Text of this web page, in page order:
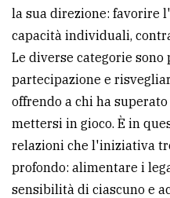
la sua direzione: favorire
capacità individuali,
Le diverse categorie
partecipazione e
offrendo a chi ha
mettersi in gioco. È in
relazioni che l'iniziativa
profondo: alimentare i
sensibilità di ciascuno e